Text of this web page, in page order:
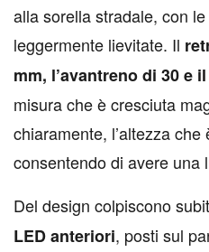
alla sorella stradale, con
leggermente lievitate. Il
mm, l’avantreno di 30 e
misura che è cresciuta
chiaramente, l’altezza
consentendo di avere una
Del design colpiscono
LED anteriori, posti sul